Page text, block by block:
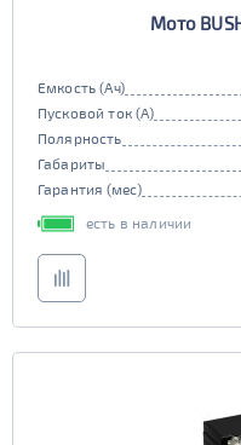
Мото
Емкость (Ач)
Пусковой ток (А)
Полярность
Габариты
Гарантия (мес)
есть в наличии